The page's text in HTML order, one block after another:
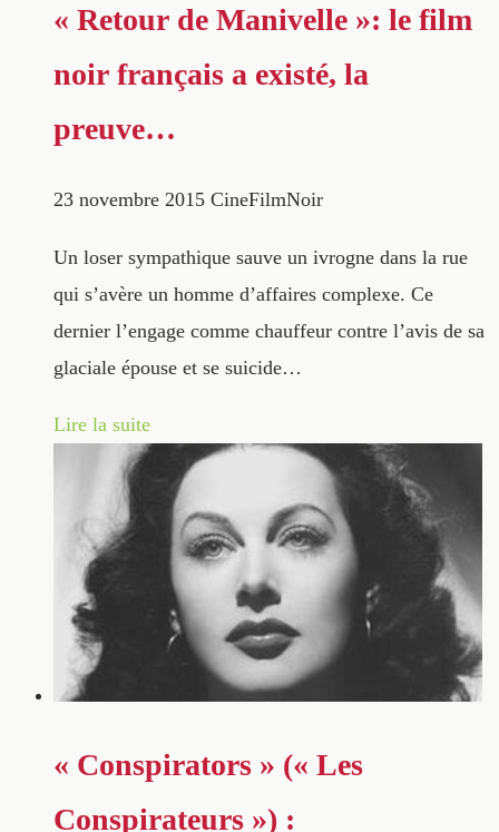
« Retour de Manivelle »: le film
noir français a existé, la
preuve…
23 novembre 2015 CineFilmNoir
Un loser sympathique sauve un ivrogne dans la rue
qui s’avère un homme d’affaires complexe. Ce
dernier l’engage comme chauffeur contre l’avis de sa
glaciale épouse et se suicide…
Lire la suite
« Conspirators » (« Les
Conspirateurs ») :